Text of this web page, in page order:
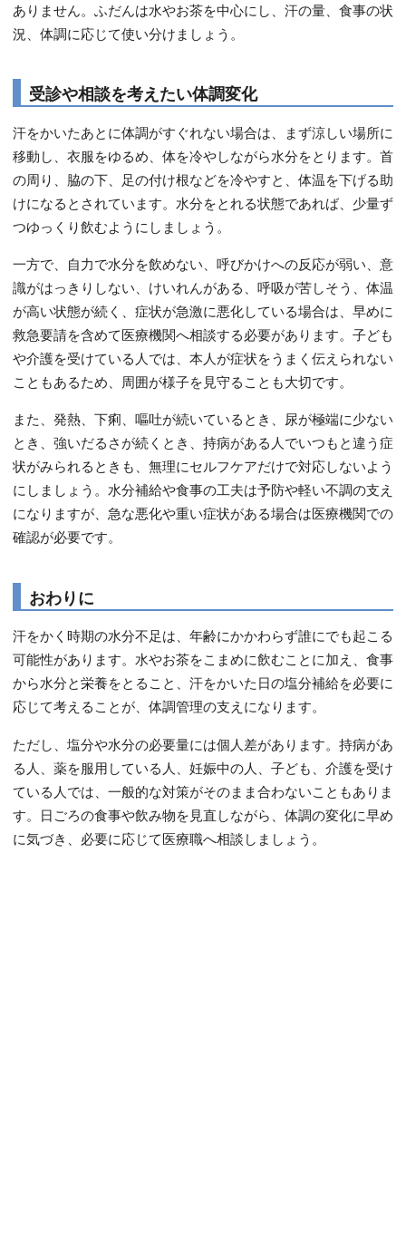
ありません。ふだんは水やお茶を中心にし、汗の量、食事の状
況、体調に応じて使い分けましょう。
受診や相談を考えたい体調変化
汗をかいたあとに体調がすぐれない場合は、まず涼しい場所に
移動し、衣服をゆるめ、体を冷やしながら水分をとります。首
の周り、脇の下、足の付け根などを冷やすと、体温を下げる助
けになるとされています。水分をとれる状態であれば、少量ず
つゆっくり飲むようにしましょう。
一方で、自力で水分を飲めない、呼びかけへの反応が弱い、意
識がはっきりしない、けいれんがある、呼吸が苦しそう、体温
が高い状態が続く、症状が急激に悪化している場合は、早めに
救急要請を含めて医療機関へ相談する必要があります。子ども
や介護を受けている人では、本人が症状をうまく伝えられない
こともあるため、周囲が様子を見守ることも大切です。
また、発熱、下痢、嘔吐が続いているとき、尿が極端に少ない
とき、強いだるさが続くとき、持病がある人でいつもと違う症
状がみられるときも、無理にセルフケアだけで対応しないよう
にしましょう。水分補給や食事の工夫は予防や軽い不調の支え
になりますが、急な悪化や重い症状がある場合は医療機関での
確認が必要です。
おわりに
汗をかく時期の水分不足は、年齢にかかわらず誰にでも起こる
可能性があります。水やお茶をこまめに飲むことに加え、食事
から水分と栄養をとること、汗をかいた日の塩分補給を必要に
応じて考えることが、体調管理の支えになります。
ただし、塩分や水分の必要量には個人差があります。持病があ
る人、薬を服用している人、妊娠中の人、子ども、介護を受け
ている人では、一般的な対策がそのまま合わないこともありま
す。日ごろの食事や飲み物を見直しながら、体調の変化に早め
に気づき、必要に応じて医療職へ相談しましょう。